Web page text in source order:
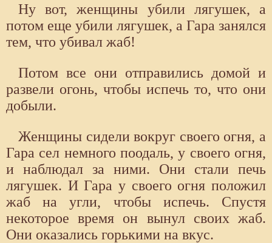
Ну вот, женщины убили лягушек, а
потом еще убили лягушек, а Гара занялся
тем, что убивал жаб!
Потом все они отправились домой и
развели огонь, чтобы испечь то, что они
добыли.
Женщины сидели вокруг своего огня, а
Гара сел немного поодаль, у своего огня,
и наблюдал за ними. Они стали печь
лягушек. И Гара у своего огня положил
жаб на угли, чтобы испечь. Спустя
некоторое время он вынул своих жаб.
Они оказались горькими на вкус.